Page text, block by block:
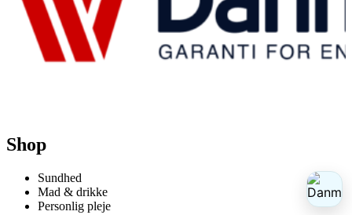
Shop
Sundhed
Mad & drikke
Personlig pleje